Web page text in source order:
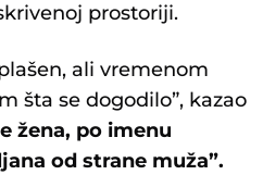
prostoriji.
ali vremenom
šta se dogodilo”, kazao
žena, po imenu
od strane muža”.